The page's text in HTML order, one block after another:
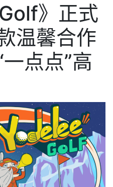
》正式
温馨合作
点点”高